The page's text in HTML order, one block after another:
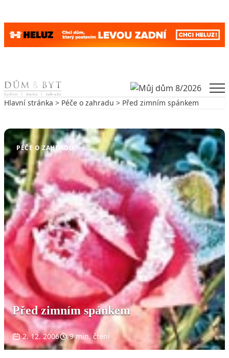
Skip to content
Hlavní stránka > Péče o zahradu > Před zimním spánkem
PÉČE O ZAHRADU
Před zimním spánkem
2. 12. 2006 9 min. čtení